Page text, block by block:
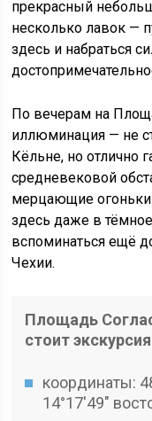
прекрасный
несколько лавок —
здесь и набраться
По вечерам на
иллюминация — не
Кёльне, но
средневековой
мерцающие огоньки
здесь даже в
вспоминаться ещё
Чехии.
Площадь
стоит
координаты:
14°17′49″